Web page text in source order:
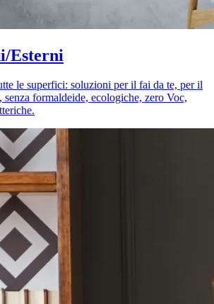
Esterni
le superfici: soluzioni per il fai da te, per il
senza formaldeide, ecologiche, zero Voc,